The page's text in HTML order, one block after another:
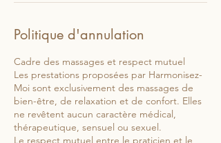
Politique d'annulation
Cadre des massages et respect mutuel
Les prestations proposées par Harmonisez-
Moi sont exclusivement des massages de
bien-être, de relaxation et de confort. Elles
ne revêtent aucun caractère médical,
thérapeutique, sensuel ou sexuel.
Le respect mutuel entre le praticien et le